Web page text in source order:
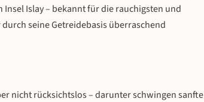
Islay – bekannt für die rauchigsten und
seine Getreidebasis überraschend
nicht rücksichtslos – darunter schwingen sanfte